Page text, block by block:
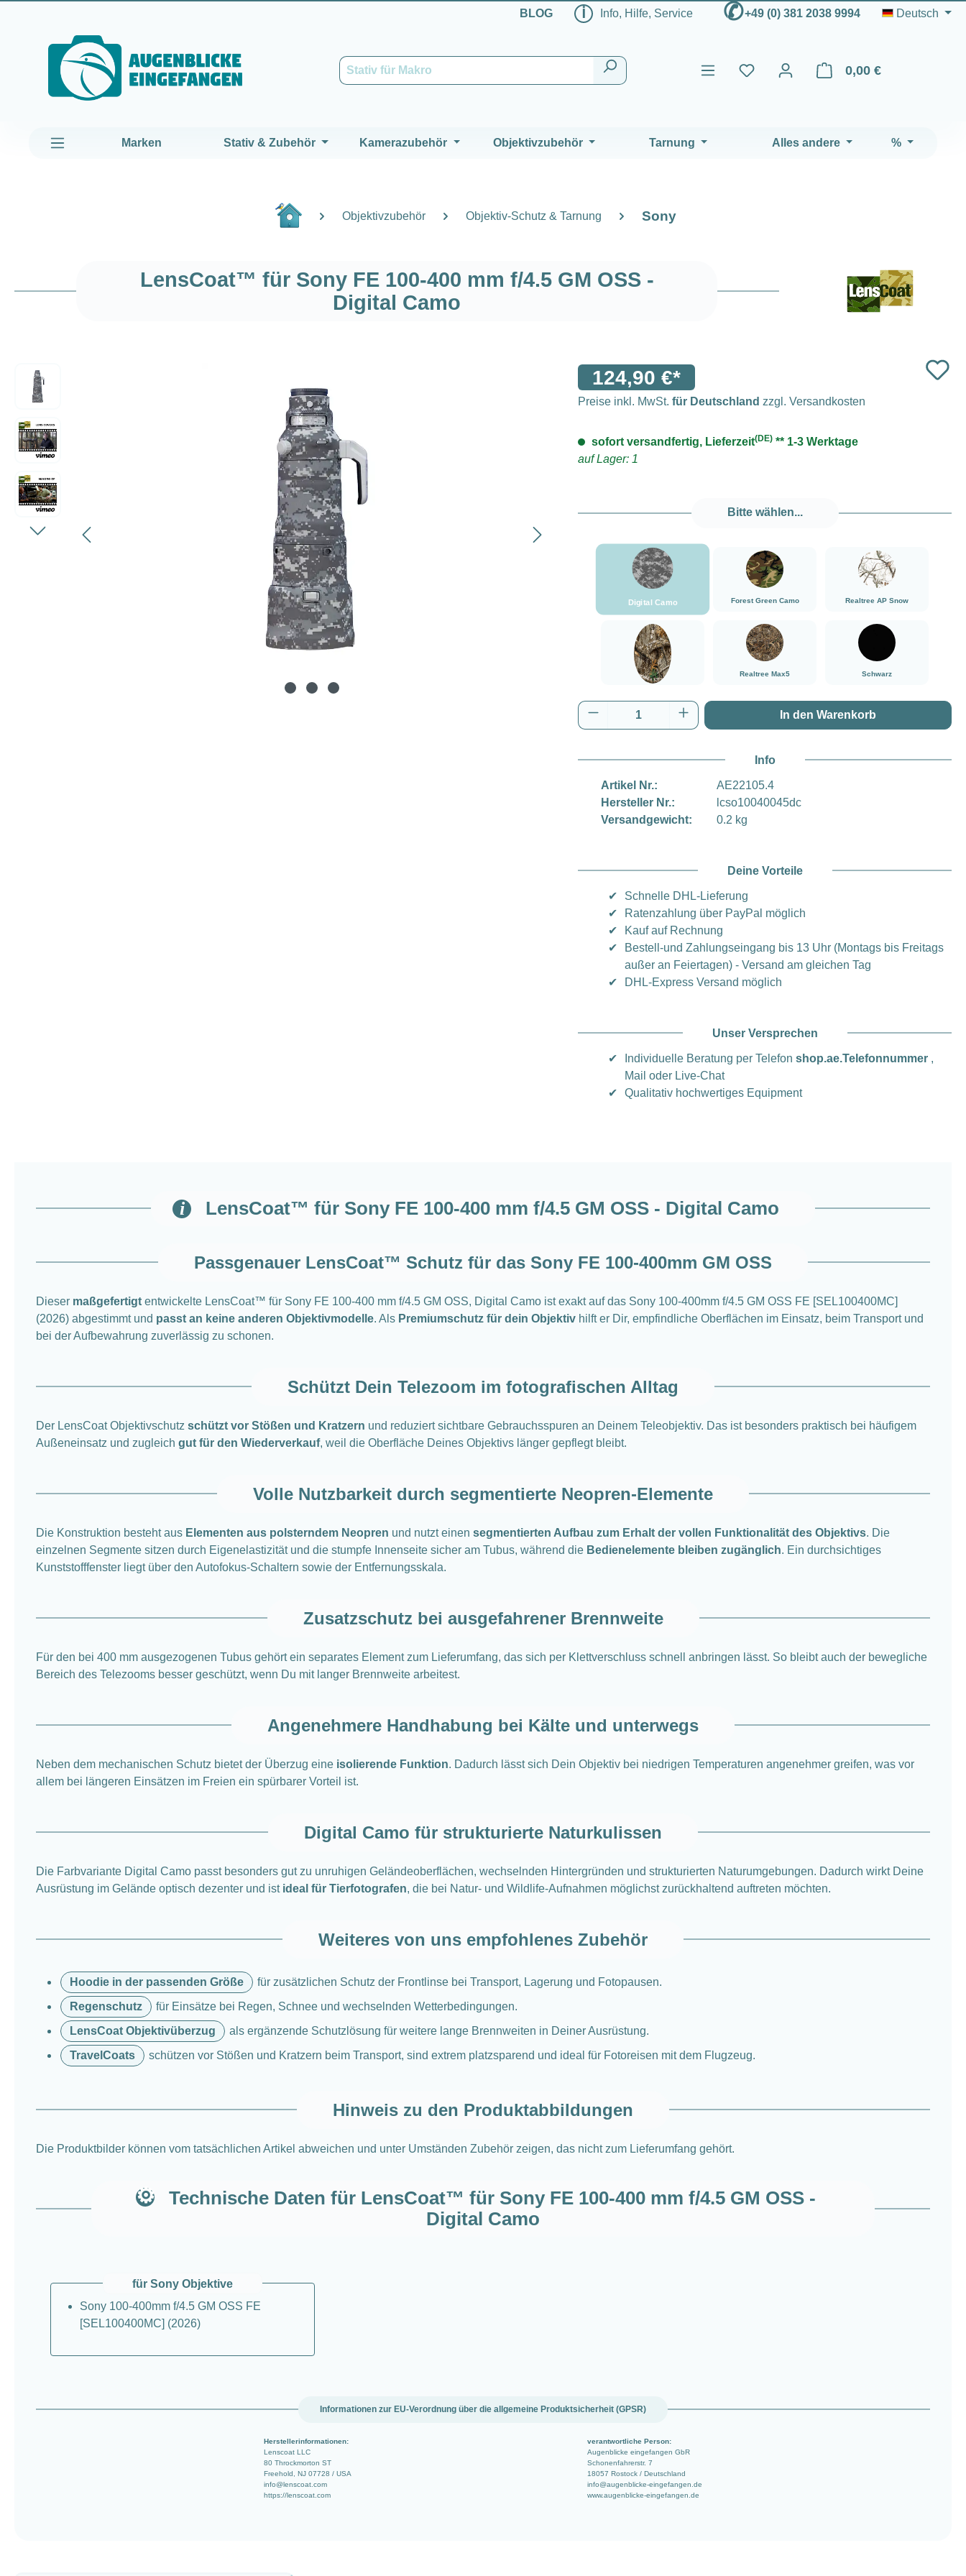
BLOG ℹ Info, Hilfe, Service ✆+49 (0) 381 2038 9994 Deutsch
0,00 €
Warenkorb enthält 0
Marken Stativ & Zubehör Kamerazubehör Objektivzubehör Tarnung Alles andere %
Objektivzubehör Objektiv-Schutz & Tarnung Sony
LensCoat™ für Sony FE 100-400 mm f/4.5 GM OSS -
Digital Camo
124,90 €*
Preise inkl. MwSt. für Deutschland zzgl. Versandkosten
sofort versandfertig, Lieferzeit(DE) ** 1-3 Werktage
auf Lager: 1
Bitte wählen...
Digital Camo
###Digital Camo###LensCoat
Forest Green Camo
###Forest Green Camo###LensCoat
Realtree AP Snow
###Realtree AP
###Realtree Edge###LensCoat
Realtree Max5
###Realtree Max5###LensCoat
Schwarz
###Schwarz###LensCoat
Produkt Anzahl: Gib den gewünschten Wert ein
In den Warenkorb
Info
Artikel Nr.:
AE22105.4
Hersteller Nr.:
lcso10040045dc
Versandgewicht:
0.2 kg
Deine Vorteile
✔
Schnelle DHL-Lieferung
✔
Ratenzahlung über PayPal möglich
✔
Kauf auf Rechnung
✔
Bestell-und Zahlungseingang bis 13 Uhr (Montags bis Freitags
außer an Feiertagen) - Versand am gleichen Tag
✔
DHL-Express Versand möglich
Unser Versprechen
✔ Individuelle Beratung per Telefon shop.ae.Telefonnummer ,
Mail oder Live-Chat
✔
Qualitativ hochwertiges Equipment
LensCoat™ für Sony FE 100-400 mm f/4.5 GM OSS - Digital Camo
Passgenauer LensCoat™ Schutz für das Sony FE 100-400mm GM OSS
Dieser maßgefertigt entwickelte LensCoat™ für Sony FE 100-400 mm f/4.5 GM OSS, Digital Camo ist exakt auf das Sony 100-400mm f/4.5 GM OSS FE [SEL100400MC]
(2026) abgestimmt und passt an keine anderen Objektivmodelle. Als Premiumschutz für dein Objektiv hilft er Dir, empfindliche Oberflächen im Einsatz, beim Transport und
bei der Aufbewahrung zuverlässig zu schonen.
Schützt Dein Telezoom im fotografischen Alltag
Der LensCoat Objektivschutz schützt vor Stößen und Kratzern und reduziert sichtbare Gebrauchsspuren an Deinem Teleobjektiv. Das ist besonders praktisch bei häufigem
Außeneinsatz und zugleich gut für den Wiederverkauf, weil die Oberfläche Deines Objektivs länger gepflegt bleibt.
Volle Nutzbarkeit durch segmentierte Neopren-Elemente
Die Konstruktion besteht aus Elementen aus polsterndem Neopren und nutzt einen segmentierten Aufbau zum Erhalt der vollen Funktionalität des Objektivs. Die
einzelnen Segmente sitzen durch Eigenelastizität und die stumpfe Innenseite sicher am Tubus, während die Bedienelemente bleiben zugänglich. Ein durchsichtiges
Kunststofffenster liegt über den Autofokus-Schaltern sowie der Entfernungsskala.
Zusatzschutz bei ausgefahrener Brennweite
Für den bei 400 mm ausgezogenen Tubus gehört ein separates Element zum Lieferumfang, das sich per Klettverschluss schnell anbringen lässt. So bleibt auch der bewegliche
Bereich des Telezooms besser geschützt, wenn Du mit langer Brennweite arbeitest.
Angenehmere Handhabung bei Kälte und unterwegs
Neben dem mechanischen Schutz bietet der Überzug eine isolierende Funktion. Dadurch lässt sich Dein Objektiv bei niedrigen Temperaturen angenehmer greifen, was vor
allem bei längeren Einsätzen im Freien ein spürbarer Vorteil ist.
Digital Camo für strukturierte Naturkulissen
Die Farbvariante Digital Camo passt besonders gut zu unruhigen Geländeoberflächen, wechselnden Hintergründen und strukturierten Naturumgebungen. Dadurch wirkt Deine
Ausrüstung im Gelände optisch dezenter und ist ideal für Tierfotografen, die bei Natur- und Wildlife-Aufnahmen möglichst zurückhaltend auftreten möchten.
Weiteres von uns empfohlenes Zubehör
Hoodie in der passenden Größe
für zusätzlichen Schutz der Frontlinse bei Transport, Lagerung und Fotopausen.
Regenschutz
für Einsätze bei Regen, Schnee und wechselnden Wetterbedingungen.
LensCoat Objektivüberzug
als ergänzende Schutzlösung für weitere lange Brennweiten in Deiner Ausrüstung.
TravelCoats
schützen vor Stößen und Kratzern beim Transport, sind extrem platzsparend und ideal für Fotoreisen mit dem Flugzeug.
Hinweis zu den Produktabbildungen
Die Produktbilder können vom tatsächlichen Artikel abweichen und unter Umständen Zubehör zeigen, das nicht zum Lieferumfang gehört.
Technische Daten für LensCoat™ für Sony FE 100-400 mm f/4.5 GM OSS -
Digital Camo
für Sony Objektive
Sony 100-400mm f/4.5 GM OSS FE
[SEL100400MC] (2026)
Informationen zur EU-Verordnung über die allgemeine Produktsicherheit (GPSR)
Herstellerinformationen:
Lenscoat LLC
80 Throckmorton ST
Freehold, NJ 07728 / USA
info@lenscoat.com
https://lenscoat.com
verantwortliche Person:
Augenblicke eingefangen GbR
Schonenfahrerstr. 7
18057 Rostock / Deutschland
info@augenblicke-eingefangen.de
www.augenblicke-eingefangen.de